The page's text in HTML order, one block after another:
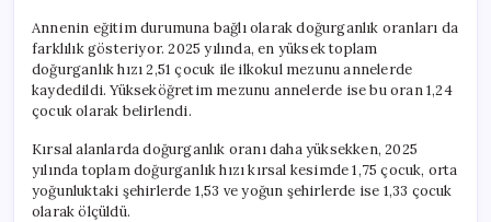
Annenin eğitim durumuna bağlı olarak doğurganlık oranları da
farklılık gösteriyor. 2025 yılında, en yüksek toplam
doğurganlık hızı 2,51 çocuk ile ilkokul mezunu annelerde
kaydedildi. Yükseköğretim mezunu annelerde ise bu oran 1,24
çocuk olarak belirlendi.
Kırsal alanlarda doğurganlık oranı daha yüksekken, 2025
yılında toplam doğurganlık hızı kırsal kesimde 1,75 çocuk, orta
yoğunluktaki şehirlerde 1,53 ve yoğun şehirlerde ise 1,33 çocuk
olarak ölçüldü.